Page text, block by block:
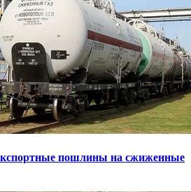
пошлины на сжиженные